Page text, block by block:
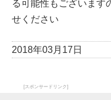
る可能性もございます
せください
2018年03月17日
[スポンサードリンク]